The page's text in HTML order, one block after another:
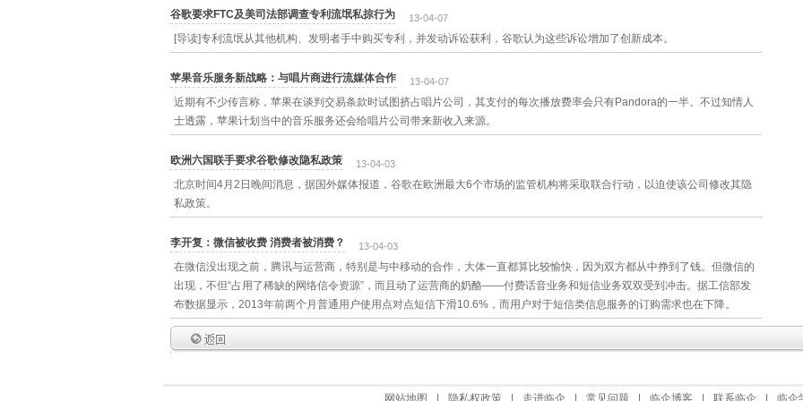
谷歌要求FTC及美司法部调查专利流氓私掠行为 13-04-07
[导读]专利流氓从其他机构、发明者手中购买专利，并发动诉讼获利，谷歌认为这些诉讼增加了创新成本。
苹果音乐服务新战略：与唱片商进行流媒体合作 13-04-07
近期有不少传言称，苹果在谈判交易条款时试图挤占唱片公司，其支付的每次播放费率会只有Pandora的一半。不过知情人
士透露，苹果计划当中的音乐服务还会给唱片公司带来新收入来源。
欧洲六国联手要求谷歌修改隐私政策 13-04-03
北京时间4月2日晚间消息，据国外媒体报道，谷歌在欧洲最大6个市场的监管机构将采取联合行动，以迫使该公司修改其隐
私政策。
李开复：微信被收费 消费者被消费？ 13-04-03
在微信没出现之前，腾讯与运营商，特别是与中移动的合作，大体一直都算比较愉快，因为双方都从中挣到了钱。但微信的
出现，不但“占用了稀缺的网络信令资源”，而且动了运营商的奶酪——付费话音业务和短信业务双双受到冲击。据工信部发
布数据显示，2013年前两个月普通用户使用点对点短信下滑10.6%，而用户对于短信类信息服务的订购需求也在下降。
网站地图 隐私权政策 走进临企 常见问题 临企博客 联系临企 临企